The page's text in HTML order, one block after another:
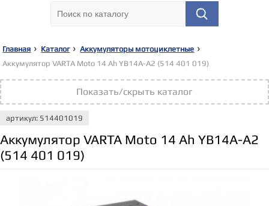
Главная Каталог
Аккумуляторы мотоциклетные
Аккумулятор VARTA Moto 14 Ah YB14А-А2 (514 401 019)
Показать/скрыть каталог
артикул: 514401019
Аккумулятор VARTA Moto 14 Ah YB14А-А2
(514 401 019)